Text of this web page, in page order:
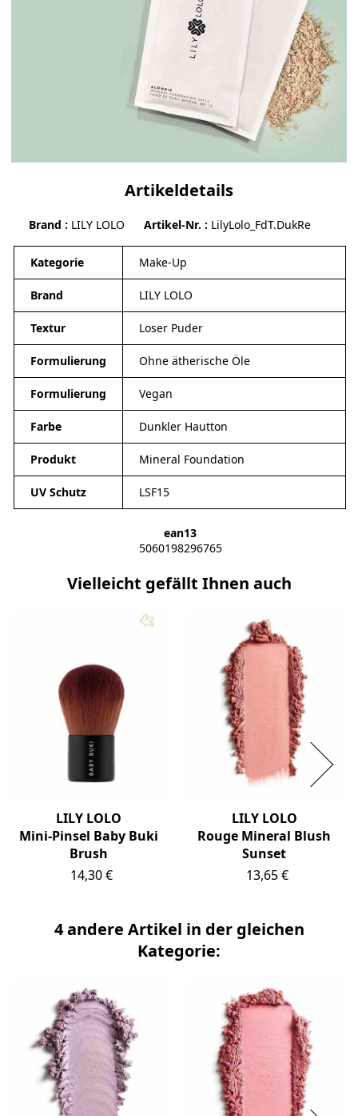
Artikeldetails
Brand LILY LOLO Artikel-Nr. LilyLolo_FdT.DukRe
Kategorie Make-Up
Brand LILY LOLO
Textur Loser Puder
Formulierung Ohne ätherische Öle
Formulierung Vegan
Farbe Dunkler Hautton
Produkt Mineral Foundation
UV Schutz LSF15
ean13
5060198296765
Vielleicht gefällt Ihnen auch
LILY LOLO
Mini-Pinsel Baby Buki
Brush
Preis
14,30 €
LILY LOLO
Rouge Mineral Blush
Sunset
Preis
13,65 €
4 andere Artikel in der gleichen
Kategorie: